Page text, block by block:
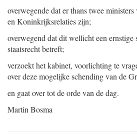
overwegende dat er thans twee
en Koninkrijksrelaties zijn;
overwegend dat dit wellicht een ernstige
staatsrecht betreft;
verzoekt het kabinet, voorlichting te
over deze mogelijke schending van de
en gaat over tot de orde van de dag.
Martin Bosma